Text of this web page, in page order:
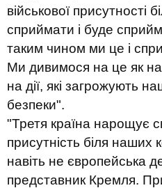
військової присутності
сприймати і буде
таким чином ми це і
Ми дивимося на це як на
на дії, які загрожують
безпеки".
"Третя країна нарощує
присутність біля наших
навіть не європейська
представник Кремля.